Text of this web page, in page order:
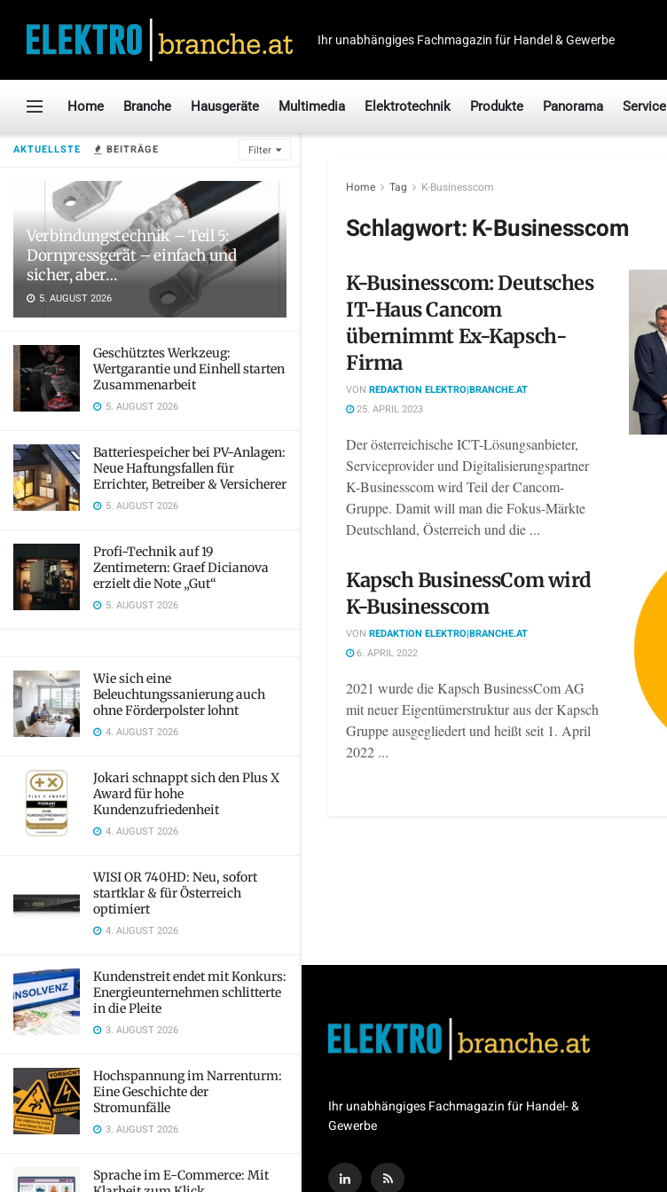
AKTUELLSTE BEITRÄGE Filter
Verbindungstechnik – Teil 5:
Dornpressgerät – einfach und
sicher, aber…
5. AUGUST 2026
Geschütztes Werkzeug:
Wertgarantie und Einhell starten
Zusammenarbeit
5. AUGUST 2026
Batteriespeicher bei PV-Anlagen:
Neue Haftungsfallen für
Errichter, Betreiber & Versicherer
5. AUGUST 2026
Profi-Technik auf 19
Zentimetern: Graef Dicianova
erzielt die Note „Gut“
5. AUGUST 2026
Wie sich eine
Beleuchtungssanierung auch
ohne Förderpolster lohnt
4. AUGUST 2026
Jokari schnappt sich den Plus X
Award für hohe
Kundenzufriedenheit
4. AUGUST 2026
WISI OR 740HD: Neu, sofort
startklar & für Österreich
optimiert
4. AUGUST 2026
Kundenstreit endet mit Konkurs:
Energieunternehmen schlitterte
in die Pleite
3. AUGUST 2026
Hochspannung im Narrenturm:
Eine Geschichte der
Stromunfälle
3. AUGUST 2026
Sprache im E-Commerce: Mit
Ihr unabhängiges Fachmagazin für Handel & Gewerbe
Home Branche Hausgeräte Multimedia Elektrotechnik Produkte Panorama Service
Home Tag K-Businesscom
Schlagwort:K-Businesscom
K-Businesscom: Deutsches
IT-Haus Cancom
übernimmt Ex-Kapsch-
Firma
VON REDAKTION ELEKTRO|BRANCHE.AT
25. APRIL 2023
Der österreichische ICT-Lösungsanbieter,
Serviceprovider und Digitalisierungspartner
K-Businesscom wird Teil der Cancom-
Gruppe. Damit will man die Fokus-Märkte
Deutschland, Österreich und die ...
Kapsch BusinessCom wird
K-Businesscom
VON REDAKTION ELEKTRO|BRANCHE.AT
6. APRIL 2022
2021 wurde die Kapsch BusinessCom AG
mit neuer Eigentümerstruktur aus der Kapsch
Gruppe ausgegliedert und heißt seit 1. April
2022 ...
Ihr unabhängiges Fachmagazin für Handel- &
Gewerbe